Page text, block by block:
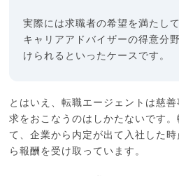
実際には求職者の希望を満たし
キャリアアドバイザーの得意分
けられるといったケースです。
とはいえ、転職エージェントは慈
求をおこなうのはしかたないです
て、企業から内定が出て入社した
ら報酬を受け取っています。